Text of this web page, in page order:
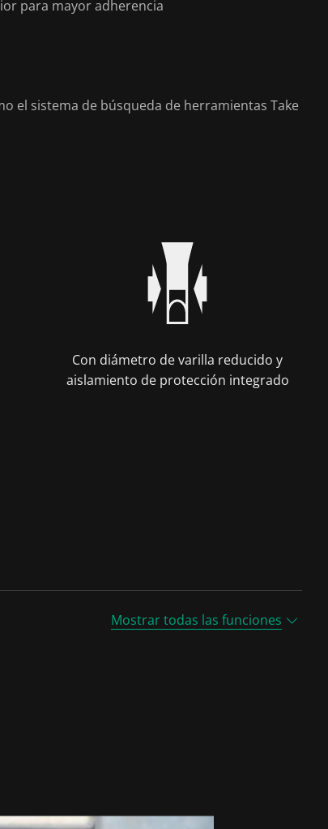
para mayor adherencia
el sistema de búsqueda de herramientas Take
Con diámetro de varilla reducido y
aislamiento de protección integrado
Mostrar todas las funciones